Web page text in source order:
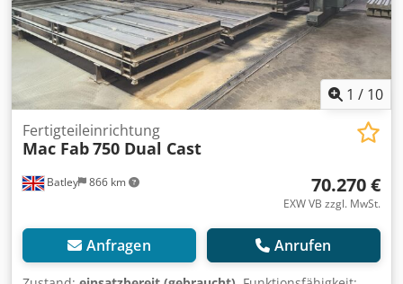
1 / 10
Batley 866 km
Fertigteileinrichtung
Mac Fab750 Dual Cast
70.270 €
EXW VB zzgl. MwSt.
Anfragen Anrufen